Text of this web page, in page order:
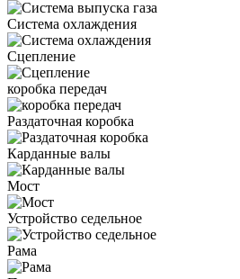
Система охлаждения
Сцепление
коробка передач
Раздаточная коробка
Карданные валы
Мост
Устройство седельное
Рама